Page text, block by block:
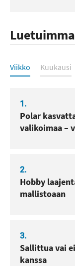
Luetuimmat
Viikko Kuukausi
1.
Polar
valikoimaa –
2.
Hobby
mallistoaan
3.
Sallittua vai
kanssa